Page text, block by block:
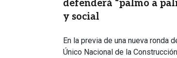
defenderá “palmo a
y social
En la previa de una nueva ronda
Único Nacional de la